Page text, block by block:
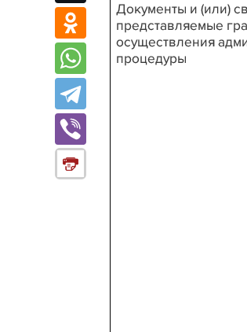
Документы и (или)
представляемые
осуществления
процедуры